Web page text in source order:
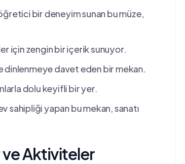
bir‌ deneyim sunan bu müze,
için zengin bir içerik sunuyor.
dinlenmeye davet eden‌ bir mekan.
dolu keyifli bir yer.
sahipliği yapan bu mekan, sanatı
ve Aktiviteler